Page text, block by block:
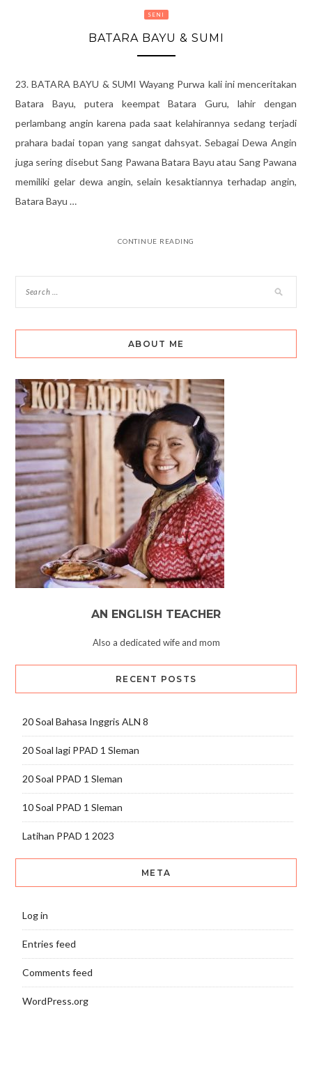
SENI
BATARA BAYU & SUMI
23. BATARA BAYU & SUMI Wayang Purwa kali ini menceritakan
Batara Bayu, putera keempat Batara Guru, lahir dengan
perlambang angin karena pada saat kelahirannya sedang terjadi
prahara badai topan yang sangat dahsyat. Sebagai Dewa Angin
juga sering disebut Sang Pawana Batara Bayu atau Sang Pawana
memiliki gelar dewa angin, selain kesaktiannya terhadap angin,
Batara Bayu …
CONTINUE READING
ABOUT ME
AN ENGLISH TEACHER
Also a dedicated wife and mom
RECENT POSTS
20 Soal Bahasa Inggris ALN 8
20 Soal lagi PPAD 1 Sleman
20 Soal PPAD 1 Sleman
10 Soal PPAD 1 Sleman
Latihan PPAD 1 2023
META
Log in
Entries feed
Comments feed
WordPress.org